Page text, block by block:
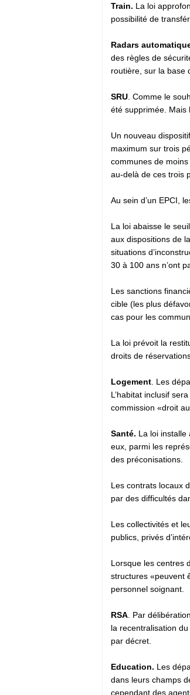
Train. La loi
possibilité de
Radars
des règles de
routière, sur la base
SRU . Comme le
été supprimée. Mais
Un nouveau
maximum sur trois
communes de
au-delà de ces trois
Au sein d’un EPCI,
La loi abaisse le
aux dispositions de
situations
30 à 100 ans n’ont
Les sanctions
cible (les plus
cas pour les
La loi prévoit la
droits de
Logement . Les
L’habitat inclusif
commission «droit
Santé. La loi installe
eux, parmi les
des préconisations.
Les contrats locaux
par des difficultés
Les collectivités et
publics, privés
Lorsque les centres
structures «peuvent
personnel soignant.
RSA . Par
la recentralisation
par décret.
Education. Les
dans leurs champs
cependant des